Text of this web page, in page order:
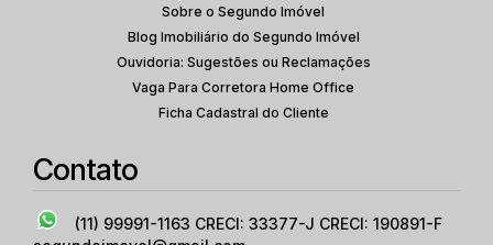
Sobre o Segundo Imóvel
Blog Imobiliário do Segundo Imóvel
Ouvidoria: Sugestões ou Reclamações
Vaga Para Corretora Home Office
Ficha Cadastral do Cliente
Contato
(11) 99991-1163 CRECI: 33377-J CRECI: 190891-F